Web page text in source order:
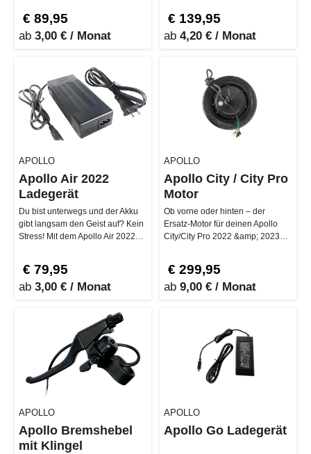
€ 89,95
ab 3,00 € / Monat
€ 139,95
ab 4,20 € / Monat
APOLLO
Apollo Air 2022
Ladegerät
Du bist unterwegs und der Akku
gibt langsam den Geist auf? Kein
Stress! Mit dem Apollo Air 2022
€ 79,95
ab 3,00 € / Monat
APOLLO
Apollo City / City Pro
Motor
Ob vorne oder hinten – der
Ersatz-Motor für deinen Apollo
City/City Pro 2022 &amp; 2023
€ 299,95
ab 9,00 € / Monat
APOLLO
Apollo Bremshebel
mit Klingel
APOLLO
Apollo Go Ladegerät